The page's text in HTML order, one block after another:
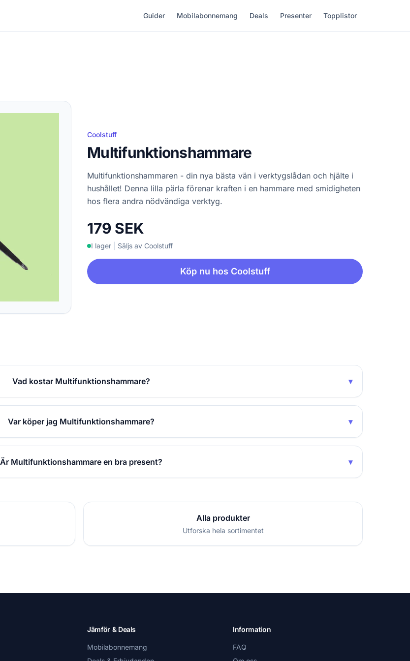
Guider Mobilabonnemang Deals Presenter Topplistor
Coolstuff
Multifunktionshammare
Multifunktionshammaren - din nya bästa vän i verktygslådan och hjälte i
hushållet! Denna lilla pärla förenar kraften i en hammare med smidigheten
hos flera andra nödvändiga verktyg.
179 SEK
I lager Säljs av Coolstuff
Köp nu hos Coolstuff
Vad kostar Multifunktionshammare? ▾
Var köper jag Multifunktionshammare? ▾
Är Multifunktionshammare en bra present? ▾
Alla produkter
Utforska hela sortimentet
Jämför & Deals
Mobilabonnemang
Information
FAQ